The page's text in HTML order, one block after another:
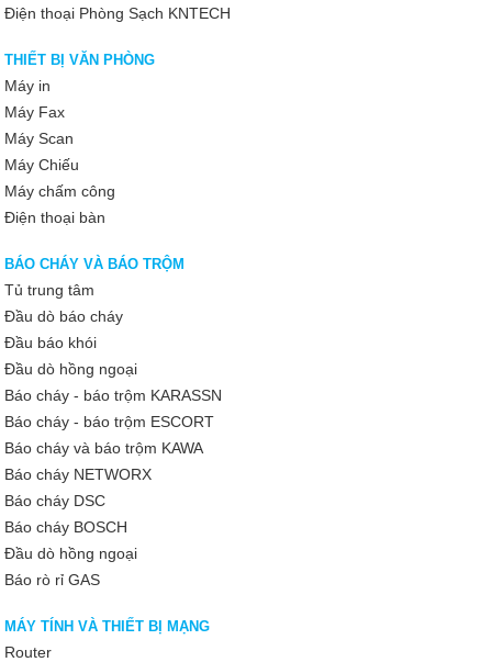
Điện thoại Phòng Sạch KNTECH
THIẾT BỊ VĂN PHÒNG
Máy in
Máy Fax
Máy Scan
Máy Chiếu
Máy chấm công
Điện thoại bàn
BÁO CHÁY VÀ BÁO TRỘM
Tủ trung tâm
Đầu dò báo cháy
Đầu báo khói
Đầu dò hồng ngoại
Báo cháy - báo trộm KARASSN
Báo cháy - báo trộm ESCORT
Báo cháy và báo trộm KAWA
Báo cháy NETWORX
Báo cháy DSC
Báo cháy BOSCH
Đầu dò hồng ngoại
Báo rò rỉ GAS
MÁY TÍNH VÀ THIẾT BỊ MẠNG
Router